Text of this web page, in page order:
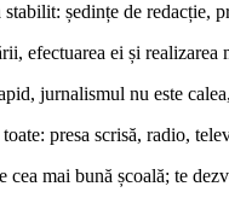
ședințe de redacție,
efectuarea ei și
jurnalismul nu este
presa scrisă, radio,
cea mai bună școală; te